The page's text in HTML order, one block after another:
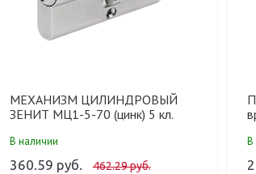
МЕХАНИЗМ ЦИЛИНДРОВЫЙ
ЗЕНИТ МЦ1-5-70 (цинк) 5 кл.
В наличии
360.59 руб. 462.29 руб.
В